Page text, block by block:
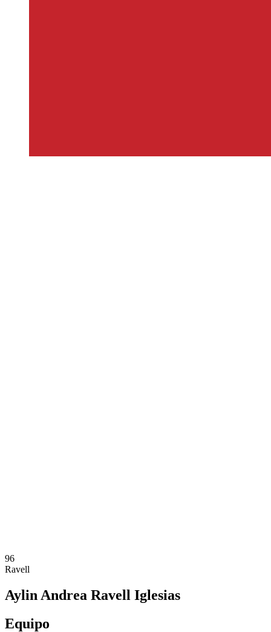
96
Ravell
Aylin Andrea Ravell Iglesias
Equipo